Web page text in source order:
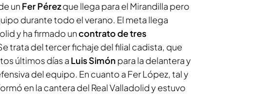
un Fer Pérezque llega para el Mirandilla pero
durante todo el verano. El meta llega
y ha firmado uncontrato de tres
trata del tercer fichaje del filial cadista, que
últimos días a Luis Simón para la delantera y
del equipo. En cuanto a Fer López, tal y
en la cantera del Real Valladolid y estuvo